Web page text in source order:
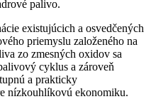
palivo.
existujúcich a osvedčených
priemyslu založeného na
zo zmesných oxidov sa
cyklus a zároveň
a prakticky
nízkouhlíkovú ekonomiku.